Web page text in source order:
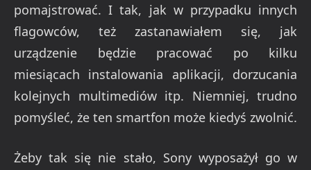
pomajstrować. I tak, jak w przypadku innych
flagowców, też zastanawiałem się, jak
urządzenie będzie pracować po kilku
miesiącach instalowania aplikacji, dorzucania
kolejnych multimediów itp. Niemniej, trudno
pomyśleć, że ten smartfon może kiedyś zwolnić.
Żeby tak się nie stało, Sony wyposażył go w